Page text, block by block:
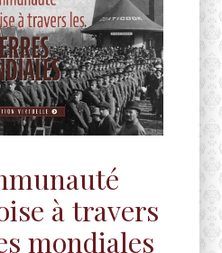
à travers
mondiales